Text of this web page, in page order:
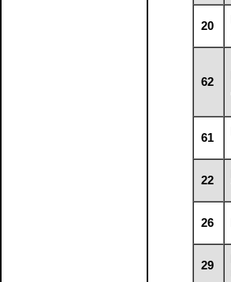
20
62
61
22
26
29